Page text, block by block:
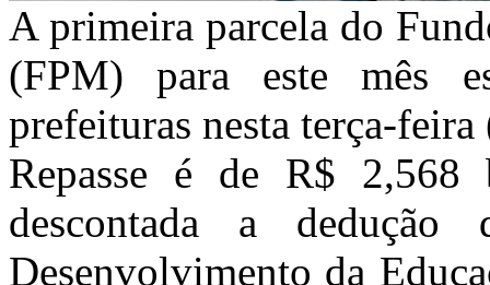
A primeira parcela do
(FPM) para este mês
prefeituras nesta terça-
Repasse é de R$ 2,568
descontada a
Desenvolvimento da